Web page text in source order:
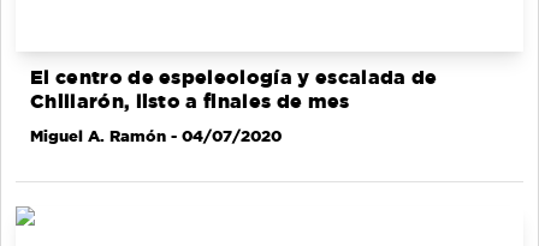
El centro de espeleología y escalada de
Chillarón, listo a finales de mes
Miguel A. Ramón - 04/07/2020